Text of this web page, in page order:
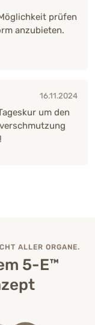
prüfen
anzubieten.
16.11.2024
um den
ALLER ORGANE.
5-E™